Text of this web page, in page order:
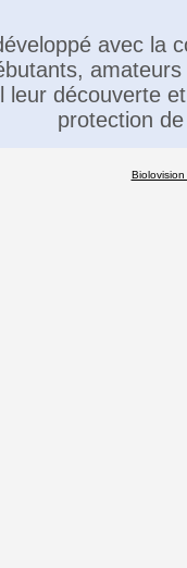
avec la
leur découverte
protection
Biolovision